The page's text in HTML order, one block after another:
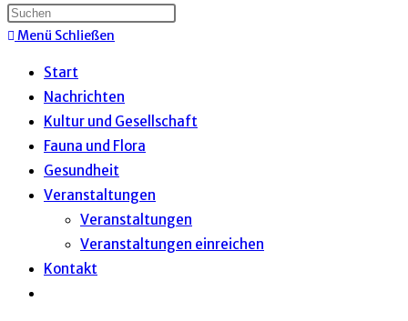
umschalten
Menü Schließen
Start
Nachrichten
Kultur und Gesellschaft
Fauna und Flora
Gesundheit
Veranstaltungen
Veranstaltungen
Veranstaltungen einreichen
Kontakt